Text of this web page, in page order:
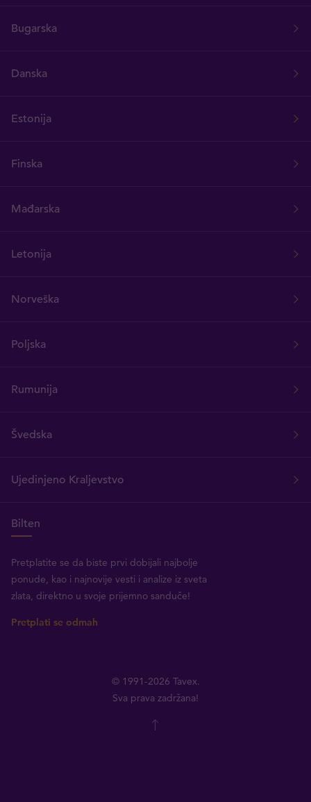
Bugarska
Danska
Estonija
Finska
Mađarska
Letonija
Norveška
Poljska
Rumunija
Švedska
Ujedinjeno Kraljevstvo
Bilten
Pretplatite se da biste prvi dobijali najbolje
ponude, kao i najnovije vesti i analize iz sveta
zlata, direktno u svoje prijemno sanduče!
Pretplati se odmah
© 1991-2026 Tavex.
Sva prava zadržana!